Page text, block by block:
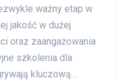
ważny etap w
jakość w dużej
oraz zaangażowania
szkolenia dla
kluczową…